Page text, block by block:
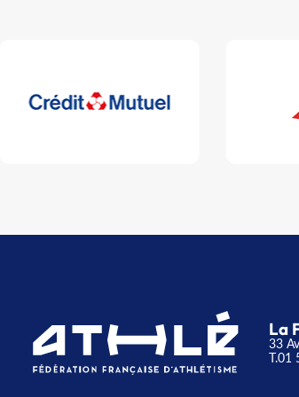
La
33
T.01